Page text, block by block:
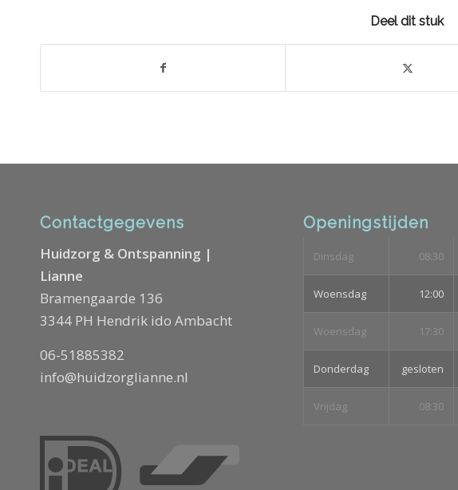
Deel dit stuk
Contactgegevens
Huidzorg & Ontspanning |
Lianne
Bramengaarde 136
3344 PH Hendrik ido Ambacht
06-51885382
info@huidzorglianne.nl
Openingstijden
Dinsdag 08:30
Woensdag 12:00
Woensdag 17:30
Donderdag gesloten
Vrijdag 08:30